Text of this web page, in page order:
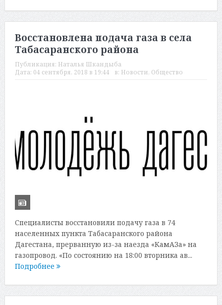
Восстановлена подача газа в села
Табасаранского района
Публикация: Наталья Шкандыба
Дата: 04 сентября, 2018 в 19:44 в: Новости, Общество
Специалисты восстановили подачу газа в 74
населенных пункта Табасаранского района
Дагестана, прерванную из-за наезда «КамАЗа» на
газопровод. «По состоянию на 18:00 вторника ав...
Подробнее